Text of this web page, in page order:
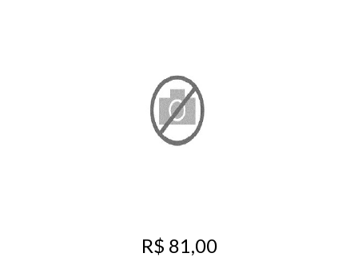
R$ 81,00